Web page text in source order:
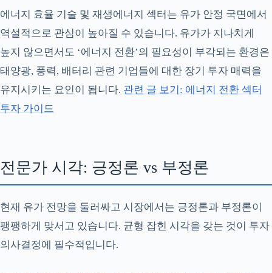
에너지 효율 기술 및 재생에너지 섹터는 유가 안정 국면에서
역설적으로 관심이 높아질 수 있습니다. 유가가 지나치게
높지 않으면서도 ‘에너지 전환’의 필요성이 부각되는 환경은
태양광, 풍력, 배터리 관련 기업들에 대한 장기 투자 매력을
유지시키는 요인이 됩니다. 관련 글 보기: 에너지 전환 섹터
투자 가이드
전문가 시각: 긍정론 vs 부정론
현재 유가 전망을 둘러싸고 시장에서는 긍정론과 부정론이
팽팽하게 맞서고 있습니다. 균형 잡힌 시각을 갖는 것이 투자
의사결정에 필수적입니다.